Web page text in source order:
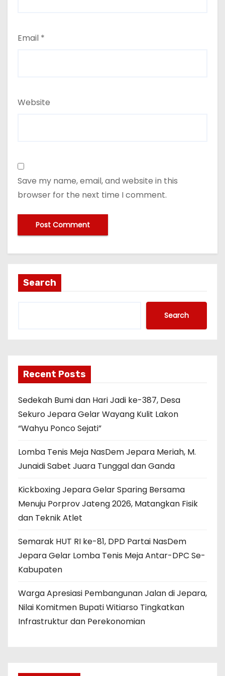
Email *
Website
Save my name, email, and website in this
browser for the next time I comment.
Search
Search
Recent Posts
Sedekah Bumi dan Hari Jadi ke-387, Desa
Sekuro Jepara Gelar Wayang Kulit Lakon
“Wahyu Ponco Sejati”
Lomba Tenis Meja NasDem Jepara Meriah, M.
Junaidi Sabet Juara Tunggal dan Ganda
Kickboxing Jepara Gelar Sparing Bersama
Menuju Porprov Jateng 2026, Matangkan Fisik
dan Teknik Atlet
Semarak HUT RI ke-81, DPD Partai NasDem
Jepara Gelar Lomba Tenis Meja Antar-DPC Se-
Kabupaten
Warga Apresiasi Pembangunan Jalan di Jepara,
Nilai Komitmen Bupati Witiarso Tingkatkan
Infrastruktur dan Perekonomian